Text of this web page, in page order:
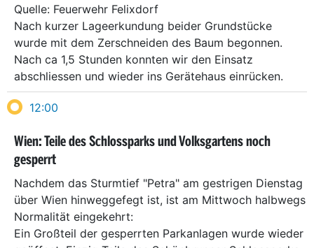
Quelle: Feuerwehr Felixdorf
Nach kurzer Lageerkundung beider Grundstücke
wurde mit dem Zerschneiden des Baum begonnen.
Nach ca 1,5 Stunden konnten wir den Einsatz
abschliessen und wieder ins Gerätehaus einrücken.
12:00
Wien: Teile des Schlossparks und Volksgartens noch
gesperrt
Nachdem das Sturmtief "Petra" am gestrigen Dienstag
über Wien hinweggefegt ist, ist am Mittwoch halbwegs
Normalität eingekehrt:
Ein Großteil der gesperrten Parkanlagen wurde wieder